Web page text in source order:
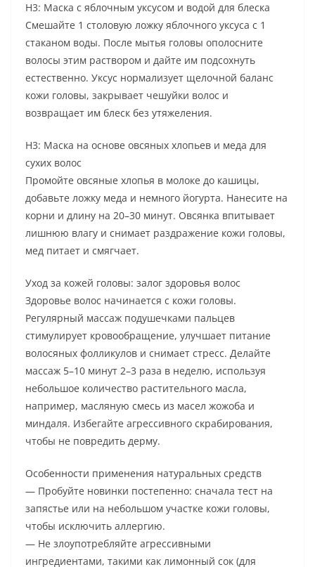
H3: Маска с яблочным уксусом и водой для блеска
Смешайте 1 столовую ложку яблочного уксуса с 1
стаканом воды. После мытья головы ополосните
волосы этим раствором и дайте им подсохнуть
естественно. Уксус нормализует щелочной баланс
кожи головы, закрывает чешуйки волос и
возвращает им блеск без утяжеления.
H3: Маска на основе овсяных хлопьев и меда для
сухих волос
Промойте овсяные хлопья в молоке до кашицы,
добавьте ложку меда и немного йогурта. Нанесите на
корни и длину на 20–30 минут. Овсянка впитывает
лишнюю влагу и снимает раздражение кожи головы,
мед питает и смягчает.
Уход за кожей головы: залог здоровья волос
Здоровье волос начинается с кожи головы.
Регулярный массаж подушечками пальцев
стимулирует кровообращение, улучшает питание
волосяных фолликулов и снимает стресс. Делайте
массаж 5–10 минут 2–3 раза в неделю, используя
небольшое количество растительного масла,
например, масляную смесь из масел жожоба и
миндаля. Избегайте агрессивного скрабирования,
чтобы не повредить дерму.
Особенности применения натуральных средств
— Пробуйте новинки постепенно: сначала тест на
запястье или на небольшом участке кожи головы,
чтобы исключить аллергию.
— Не злоупотребляйте агрессивными
ингредиентами, такими как лимонный сок (для